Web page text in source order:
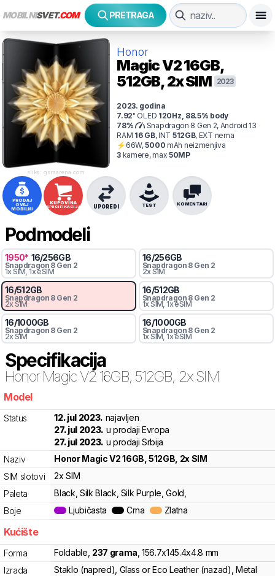
MOBILNISVET.COM PRETRAGA
slika: gsmarena.com
Honor
Magic V216GB,
512GB, 2x SIM
2023
2023. godina
7.92" OLED 120Hz 88.5% body
78%
Snapdragon 8 Gen 2, Android 13
RAM 16GB,INT 512GB, EXT nema
⚡ 66W,5000 mAh neizmenjiva
3 kamere, max 50MP
PRODAJ
OVAJ
MOBILNI
KUPOVINA
SPECIFIKACIJA TEST KOMENTARI
UPOREDI
Podmodeli
1950* 16/256GB
Snapdragon 8 Gen 2
1x SIM, 1x eSIM
16/256GB
Snapdragon 8 Gen 2
2x SIM
16/512GB
Snapdragon 8 Gen 2
2x SIM
16/512GB
Snapdragon 8 Gen 2
1x SIM, 1x eSIM
16/1000GB
Snapdragon 8 Gen 2
2x SIM
16/1000GB
Snapdragon 8 Gen 2
1x SIM, 1x eSIM
Specifikacija
Honor Magic V2 16GB, 512GB, 2x SIM
Model
Status 12. jul 2023. najavljen
27. jul 2023. u prodaji Evropa
27. jul 2023. u prodaji Srbija
Naziv
HonorMagic V2 16GB, 512GB, 2x SIM
SIM slotovi
2x SIM
Paleta
Black, Silk Black, Silk Purple, Gold,
Boje
Ljubičasta Crna Zlatna
Kućište
Forma Foldable 237 grama ,156.7x145.4x4.8 mm
Izrada
Staklo (napred), Glass or Eco Leather (nazad), Metal